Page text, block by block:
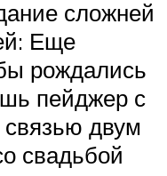
сложней
Еще
рождались
пейджер с
двум
свадьбой